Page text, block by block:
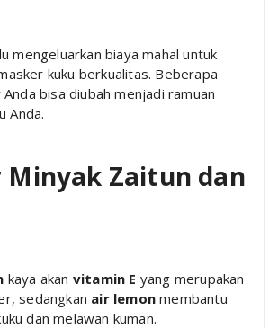
mengeluarkan biaya mahal untuk
kuku berkualitas. Beberapa
bisa diubah menjadi ramuan
Anda.
Minyak Zaitun dan
kaya akan vitamin E yang merupakan
sedangkan air lemon membantu
dan melawan kuman.